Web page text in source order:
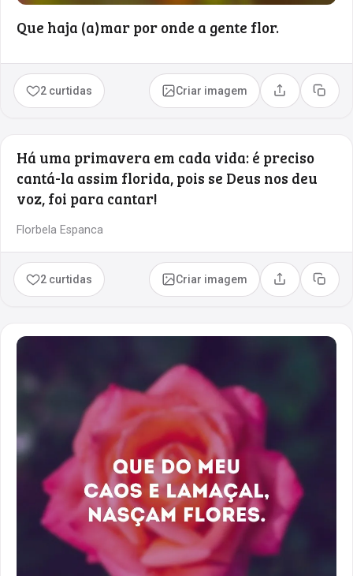
Que haja (a)mar por onde a gente flor.
2 curtidas Criar imagem Compartilhar
Copiar
Há uma primavera em cada vida: é preciso
cantá-la assim florida, pois se Deus nos deu
voz, foi para cantar!
Florbela Espanca
2 curtidas Criar imagem Compartilhar
Copiar